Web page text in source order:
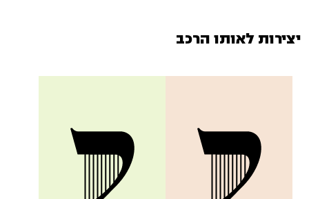
יצירות לאותו הרכב